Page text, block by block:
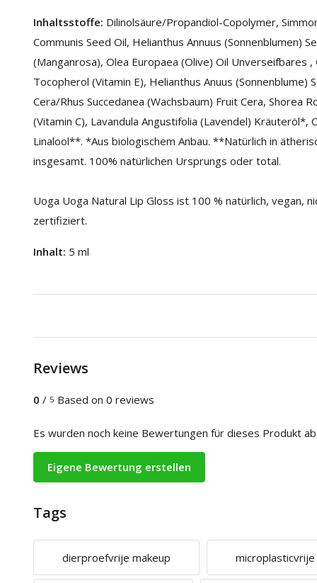
Inhaltsstoffe: Dilinolsäure/Propandiol-Copolymer,
Communis Seed Oil, Helianthus Annuus (Sonnenblumen)
(Manganrosa), Olea Europaea (Olive) Oil Unverseifbares
Tocopherol (Vitamin E), Helianthus Anuus (Sonnenblume)
Cera/Rhus Succedanea (Wachsbaum) Fruit Cera, Shorea
(Vitamin C), Lavandula Angustifolia (Lavendel)
Linalool**. *Aus biologischem Anbau. **Natürlich in
insgesamt. 100% natürlichen Ursprungs oder total.
Uoga Uoga Natural Lip Gloss ist 100 % natürlich, vegan,
zertifiziert.
Inhalt: 5 ml
Reviews
0 / 5 Based on 0 reviews
Es wurden noch keine Bewertungen für dieses Produkt
Eigene Bewertung erstellen
Tags
dierproefvrije makeup